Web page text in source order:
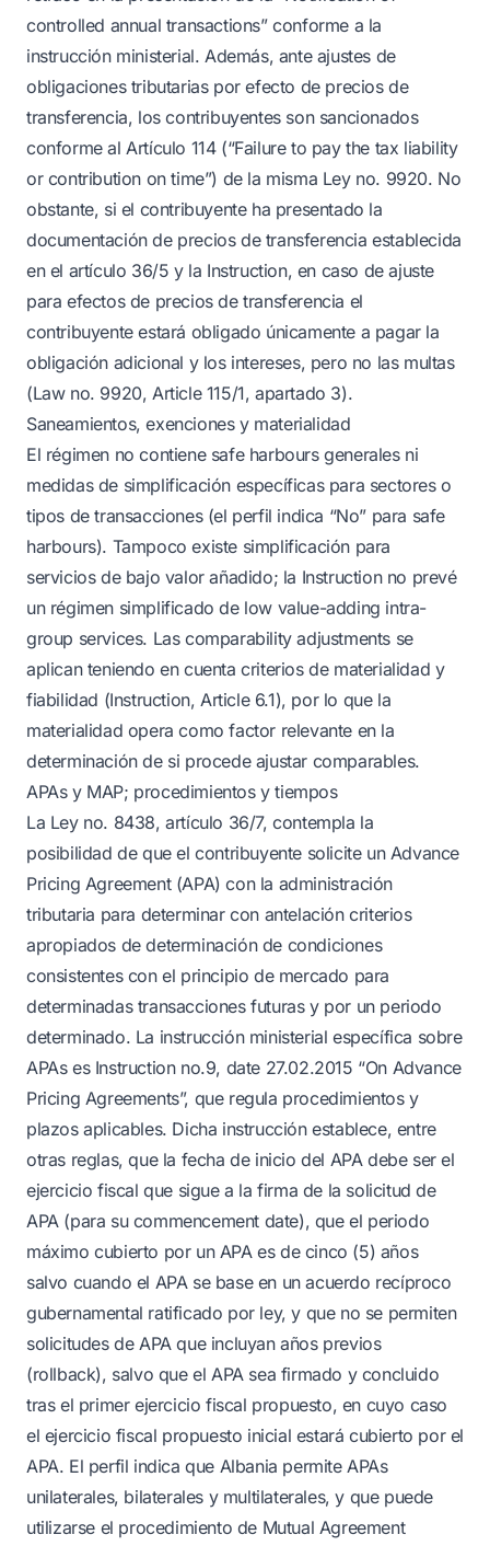
controlled annual transactions” conforme a la
instrucción ministerial. Además, ante ajustes de
obligaciones tributarias por efecto de precios de
transferencia, los contribuyentes son sancionados
conforme al Artículo 114 (“Failure to pay the tax liability
or contribution on time”) de la misma Ley no. 9920. No
obstante, si el contribuyente ha presentado la
documentación de precios de transferencia establecida
en el artículo 36/5 y la Instruction, en caso de ajuste
para efectos de precios de transferencia el
contribuyente estará obligado únicamente a pagar la
obligación adicional y los intereses, pero no las multas
(Law no. 9920, Article 115/1, apartado 3).
Saneamientos, exenciones y materialidad
El régimen no contiene safe harbours generales ni
medidas de simplificación específicas para sectores o
tipos de transacciones (el perfil indica “No” para safe
harbours). Tampoco existe simplificación para
servicios de bajo valor añadido; la Instruction no prevé
un régimen simplificado de low value-adding intra-
group services. Las comparability adjustments se
aplican teniendo en cuenta criterios de materialidad y
fiabilidad (Instruction, Article 6.1), por lo que la
materialidad opera como factor relevante en la
determinación de si procede ajustar comparables.
APAs y MAP; procedimientos y tiempos
La Ley no. 8438, artículo 36/7, contempla la
posibilidad de que el contribuyente solicite un Advance
Pricing Agreement (APA) con la administración
tributaria para determinar con antelación criterios
apropiados de determinación de condiciones
consistentes con el principio de mercado para
determinadas transacciones futuras y por un periodo
determinado. La instrucción ministerial específica sobre
APAs es Instruction no.9, date 27.02.2015 “On Advance
Pricing Agreements”, que regula procedimientos y
plazos aplicables. Dicha instrucción establece, entre
otras reglas, que la fecha de inicio del APA debe ser el
ejercicio fiscal que sigue a la firma de la solicitud de
APA (para su commencement date), que el periodo
máximo cubierto por un APA es de cinco (5) años
salvo cuando el APA se base en un acuerdo recíproco
gubernamental ratificado por ley, y que no se permiten
solicitudes de APA que incluyan años previos
(rollback), salvo que el APA sea firmado y concluido
tras el primer ejercicio fiscal propuesto, en cuyo caso
el ejercicio fiscal propuesto inicial estará cubierto por el
APA. El perfil indica que Albania permite APAs
unilaterales, bilaterales y multilaterales, y que puede
utilizarse el procedimiento de Mutual Agreement